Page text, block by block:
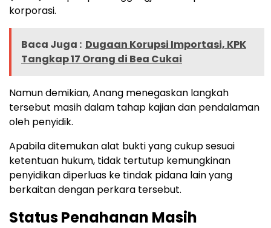
korporasi.
Baca Juga : Dugaan Korupsi Importasi, KPK
Tangkap 17 Orang di Bea Cukai
Namun demikian, Anang menegaskan langkah
tersebut masih dalam tahap kajian dan pendalaman
oleh penyidik.
Apabila ditemukan alat bukti yang cukup sesuai
ketentuan hukum, tidak tertutup kemungkinan
penyidikan diperluas ke tindak pidana lain yang
berkaitan dengan perkara tersebut.
Status Penahanan Masih